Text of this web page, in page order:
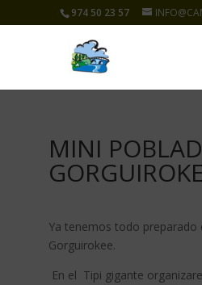
974 50 23 57
MINI
Ya tenemos todo preparado
Gorguirokee.
En el Tipi gigante